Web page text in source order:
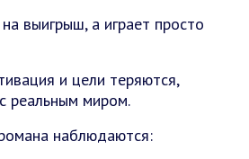
выигрыш, а играет просто
и цели теряются,
реальным миром.
наблюдаются: